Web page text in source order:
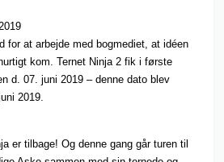
for at arbejde med bogmediet, at idéen
kom. Ternet Ninja 2 fik i første
d. 07. juni 2019 – denne dato blev
2019.
er tilbage! Og denne gang går turen til